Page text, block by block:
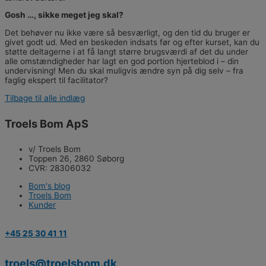
Gosh …, sikke meget jeg skal?
Det behøver nu ikke være så besværligt, og den tid du bruger er
givet godt ud. Med en beskeden indsats før og efter kurset, kan du
støtte deltagerne i at få langt større brugsværdi af det du under
alle omstændigheder har lagt en god portion hjerteblod i – din
undervisning! Men du skal muligvis ændre syn på dig selv – fra
faglig ekspert til facilitator?
Tilbage til alle indlæg
Troels Bom ApS
v/ Troels Bom
Toppen 26, 2860 Søborg
CVR: 28306032
Bom's blog
Troels Bom
Kunder
+45 25 30 41 11
troels@troelsbom.dk